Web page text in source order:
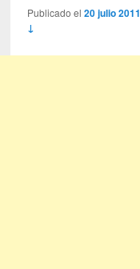
Publicado el20 julio 2011
↓